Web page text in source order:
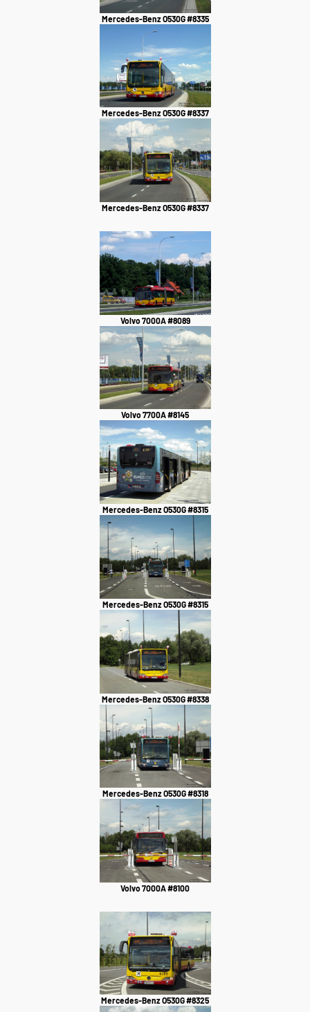
Mercedes-Benz O530G #8335
Mercedes-Benz O530G #8337
Mercedes-Benz O530G #8337
Volvo 7000A #8089
Volvo 7700A #8145
Mercedes-Benz O530G #8315
Mercedes-Benz O530G #8315
Mercedes-Benz O530G #8338
Mercedes-Benz O530G #8318
Volvo 7000A #8100
Mercedes-Benz O530G #8325